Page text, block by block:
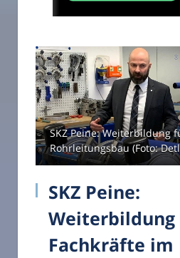
SKZ Peine: Weiterbildung
Rohrleitungsbau (Foto:
SKZ Peine:
Fachkräfte im